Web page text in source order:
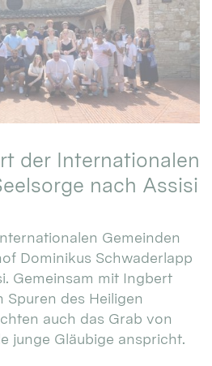
der Internationalen
nach Assisi
Gemeinden
Dominikus Schwaderlapp
Gemeinsam mit Ingbert
Spuren des Heiligen
auch das Grab von
junge Gläubige anspricht.